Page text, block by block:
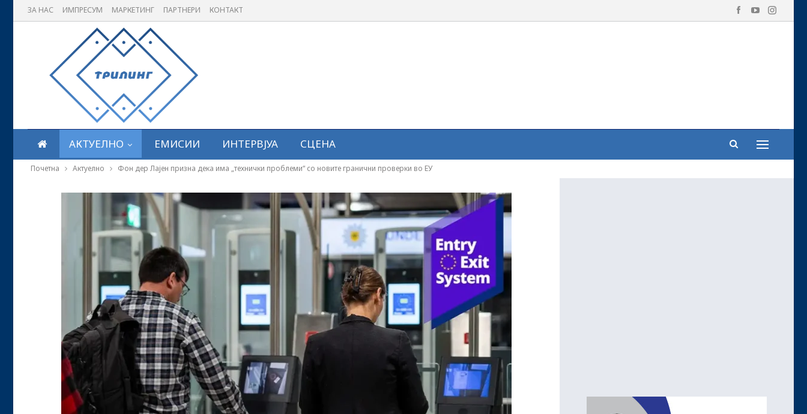
ЗА НАС ИМПРЕСУМ МАРКЕТИНГ ПАРТНЕРИ КОНТАКТ
АКТУЕЛНО ЕМИСИИ ИНТЕРВЈУА СЦЕНА
Почетна Актуелно Фон дер Лајен призна дека има „технички проблеми“ со новите гранични проверки во ЕУ